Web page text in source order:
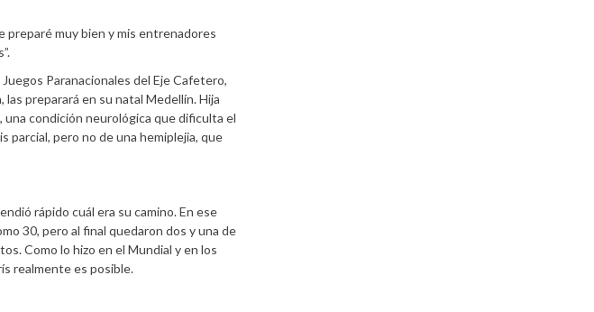
preparé muy bien y mis entrenadores
Paranacionales del Eje Cafetero,
preparará en su natal Medellín. Hija
una condición neurológica que dificulta el
parcial, pero no de una hemiplejia, que
rápido cuál era su camino. En ese
30, pero al final quedaron dos y una de
Como lo hizo en el Mundial y en los
realmente es posible.